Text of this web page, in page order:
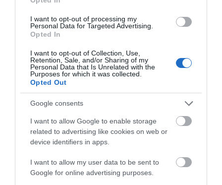
I want to opt-out of processing my
Personal Data for Targeted Advertising.
Opted In
I want to opt-out of Collection, Use,
Retention, Sale, and/or Sharing of my
Personal Data that Is Unrelated with the
Purposes for which it was collected.
Opted Out
Google consents
I want to allow Google to enable storage
related to advertising like cookies on web or
device identifiers in apps.
I want to allow my user data to be sent to
Google for online advertising purposes.
κρίθηκαν κατεδαφιστέα στο
07.08.2026 | 17:40
επιχειρηματίας πού έχασε την
ζωή του
07.08.2026 | 17:20
Οδηγός λεωφορείου υπέστη
καρδιακό επεισόδιο ενώ οδηγούσε
07.08.2026 | 17:00
Εύβοια – «Κόκκινο» πριν από την
Υψηλή Γέφυρα Χαλκίδας
Όλες οι τελευταίες ειδήσεις
ΠΕΡΙΣΣΟΤΕΡΑ ΑΠΟ ΕΙΔΗΣΕΙΣ ΕΥΒΟΙΑ